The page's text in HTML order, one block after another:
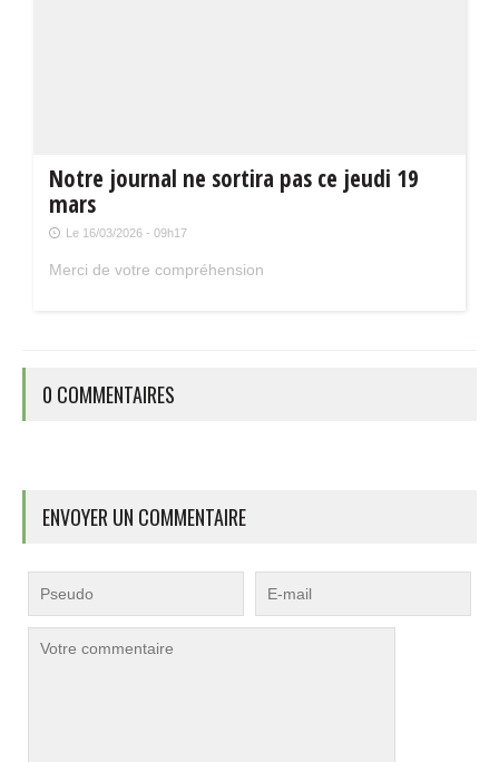
Notre journal ne sortira pas ce jeudi 19
mars
Le 16/03/2026 - 09h17
Merci de votre compréhension
0 COMMENTAIRES
ENVOYER UN COMMENTAIRE